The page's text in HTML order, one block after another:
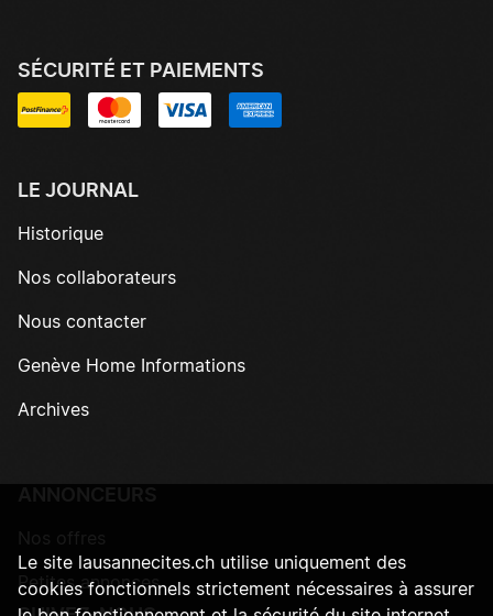
SÉCURITÉ ET PAIEMENTS
LE JOURNAL
Historique
Nos collaborateurs
Nous contacter
Genève Home Informations
Archives
Petites annonces
Le site lausannecites.ch utilise uniquement des
cookies fonctionnels strictement nécessaires à assurer